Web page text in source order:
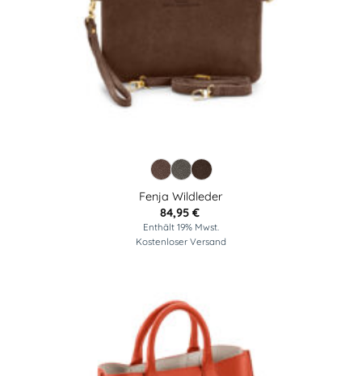
Fenja Wildleder
84,95 €
Enthält 19% Mwst.
Kostenloser Versand